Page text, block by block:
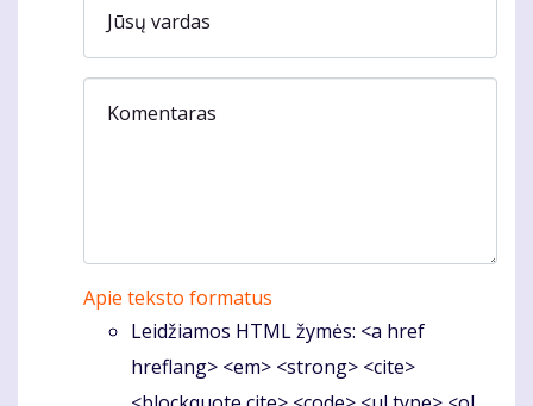
Jūsų vardas
Komentaras
Apie teksto formatus
Leidžiamos HTML žymės: <a href
hreflang> <em> <strong> <cite>